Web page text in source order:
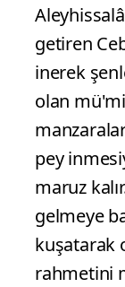
getiren
inerek
olan
pey
maruz
gelmeye
kuşatarak
rahmetini